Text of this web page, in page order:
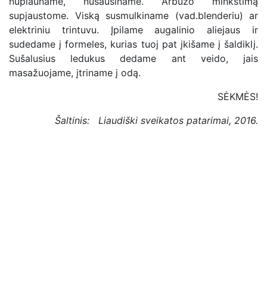
supjaustome. Viską susmulkiname (vad.blenderiu) ar
elektriniu trintuvu. Įpilame augalinio aliejaus ir
sudedame į formeles, kurias tuoj pat įkišame į šaldiklį.
Sušalusius ledukus dedame ant veido, jais
masažuojame, įtriname į odą.
SĖKMĖS!
Šaltinis: Liaudiški sveikatos patarimai, 2016.